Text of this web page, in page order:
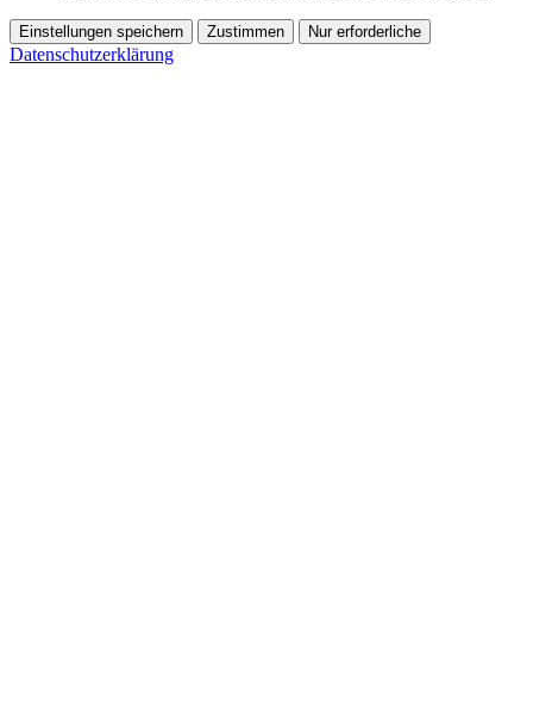
Einstellungen speichern Zustimmen Nur erforderliche
Datenschutzerklärung